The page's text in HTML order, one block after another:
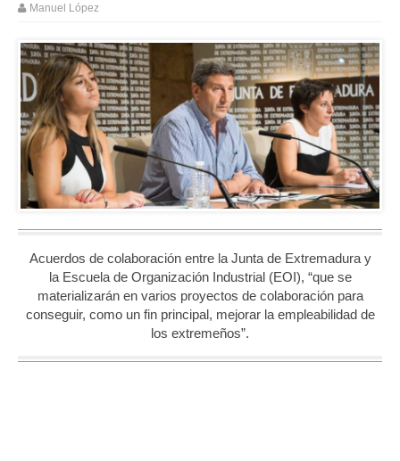
Manuel López
Acuerdos de colaboración entre la Junta de Extremadura y
la Escuela de Organización Industrial (EOI), “que se
materializarán en varios proyectos de colaboración para
conseguir, como un fin principal, mejorar la empleabilidad de
los extremeños”.